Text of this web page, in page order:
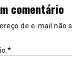
comentário
de e-mail não
*